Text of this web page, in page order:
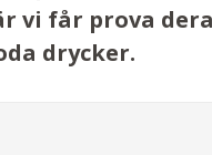
vi får prova
drycker.